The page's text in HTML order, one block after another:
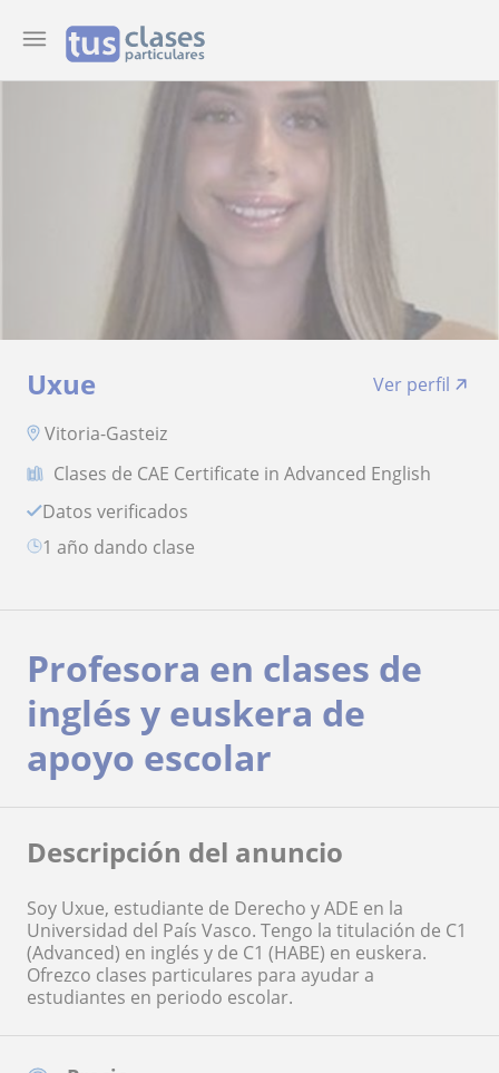
Uxue
Ver perfil
Vitoria-Gasteiz
Clases de CAE Certificate in Advanced English
Datos verificados
1 año dando clase
Profesora en clases de
inglés y euskera de
apoyo escolar
Descripción del anuncio
Soy Uxue, estudiante de Derecho y ADE en la
Universidad del País Vasco. Tengo la titulación de C1
(Advanced) en inglés y de C1 (HABE) en euskera.
Ofrezco clases particulares para ayudar a
estudiantes en periodo escolar.